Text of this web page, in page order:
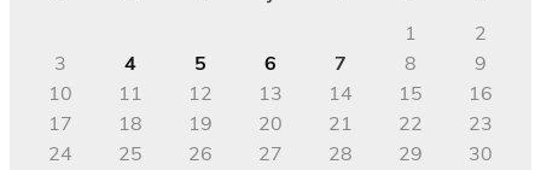
1
2
3
4 5 6 7 8
9
10
11 12 13 14 15
16
17
18 19 20 21 22
23
24
25 26 27 28 29
30